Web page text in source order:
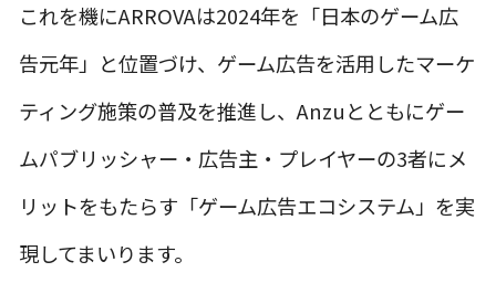
これを機にARROVAは2024年を「日本のゲーム広
告元年」と位置づけ、ゲーム広告を活用したマーケ
ティング施策の普及を推進し、Anzuとともにゲー
ムパブリッシャー・広告主・プレイヤーの3者にメ
リットをもたらす「ゲーム広告エコシステム」を実
現してまいります。